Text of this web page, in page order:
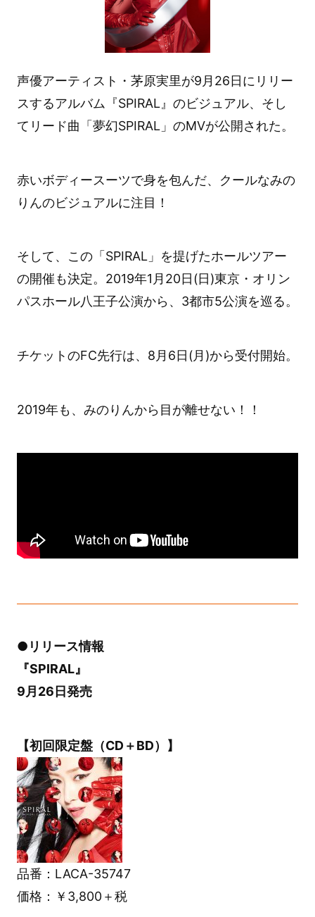
声優アーティスト・茅原実里が9月26日にリリー
スするアルバム『SPIRAL』のビジュアル、そし
てリード曲「夢幻SPIRAL」のMVが公開された。
赤いボディースーツで身を包んだ、クールなみの
りんのビジュアルに注目！
そして、この「SPIRAL」を提げたホールツアー
の開催も決定。2019年1月20日(日)東京・オリン
パスホール八王子公演から、3都市5公演を巡る。
チケットのFC先行は、8月6日(月)から受付開始。
2019年も、みのりんから目が離せない！！
●リリース情報
『SPIRAL』
9月26日発売
【初回限定盤（CD＋BD）】
品番：LACA-35747
価格：￥3,800＋税